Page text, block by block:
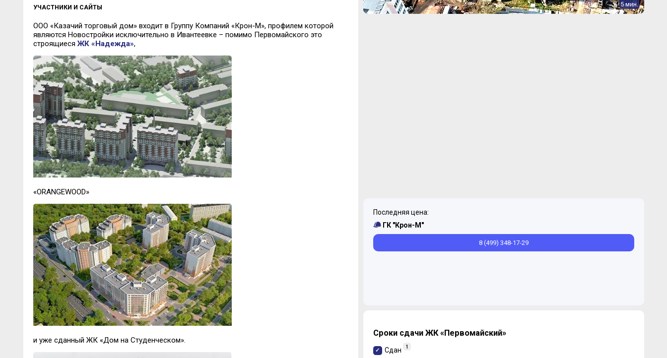
УЧАСТНИКИ И САЙТЫ
ООО «Казачий торговый дом» входит в Группу Компаний «Крон-М», профилем которой
являются Новостройки исключительно в Ивантеевке – помимо Первомайского это
строящиесяЖК «Надежда»,
«ORANGEWOOD»
и уже сданный ЖК «Дом на Студенческом».
5 мин.
Последняя цена:
ГК "Крон-М"
8 (499) 348-17-29
Сроки сдачи ЖК «Первомайский»
Сдан 1